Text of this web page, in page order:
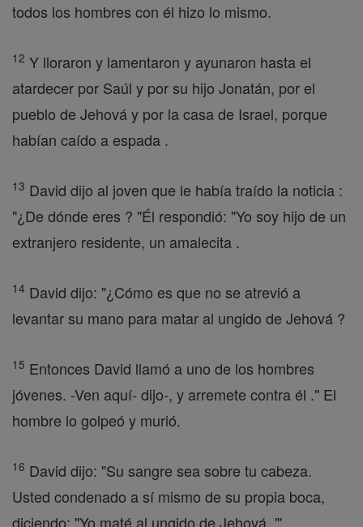
todos los hombres con él hizo lo mismo.
12 Y lloraron y lamentaron y ayunaron hasta el
atardecer por Saúl y por su hijo Jonatán, por el
pueblo de Jehová y por la casa de Israel, porque
habían caído a espada .
13 David dijo al joven que le había traído la noticia :
"¿De dónde eres ? "Él respondió: "Yo soy hijo de un
extranjero residente, un amalecita .
14 David dijo: "¿Cómo es que no se atrevió a
levantar su mano para matar al ungido de Jehová ?
15 Entonces David llamó a uno de los hombres
jóvenes. -Ven aquí- dijo-, y arremete contra él ." El
hombre lo golpeó y murió.
16 David dijo: "Su sangre sea sobre tu cabeza.
Usted condenado a sí mismo de su propia boca,
diciendo: "Yo maté al ungido de Jehová. "'